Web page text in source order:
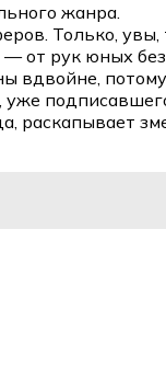
жанра.
Только, увы,
от рук юных
вдвойне,
раскапывает